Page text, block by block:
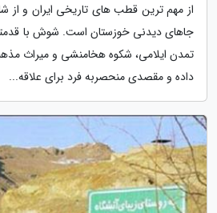
از مهم ترین قطب های تاریخی ایران و
جاهای دیدنی خوزستان است. شوش با قدمتی
تمدن ایلامی، شکوه هخامنشی و میراث
داده و مقصدی منحصربه فرد برای علاقه...